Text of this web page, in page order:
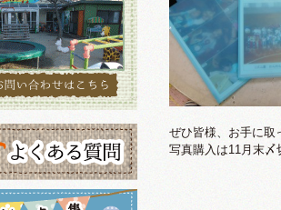
ぜひ皆様、お手に取
写真購入は11月末